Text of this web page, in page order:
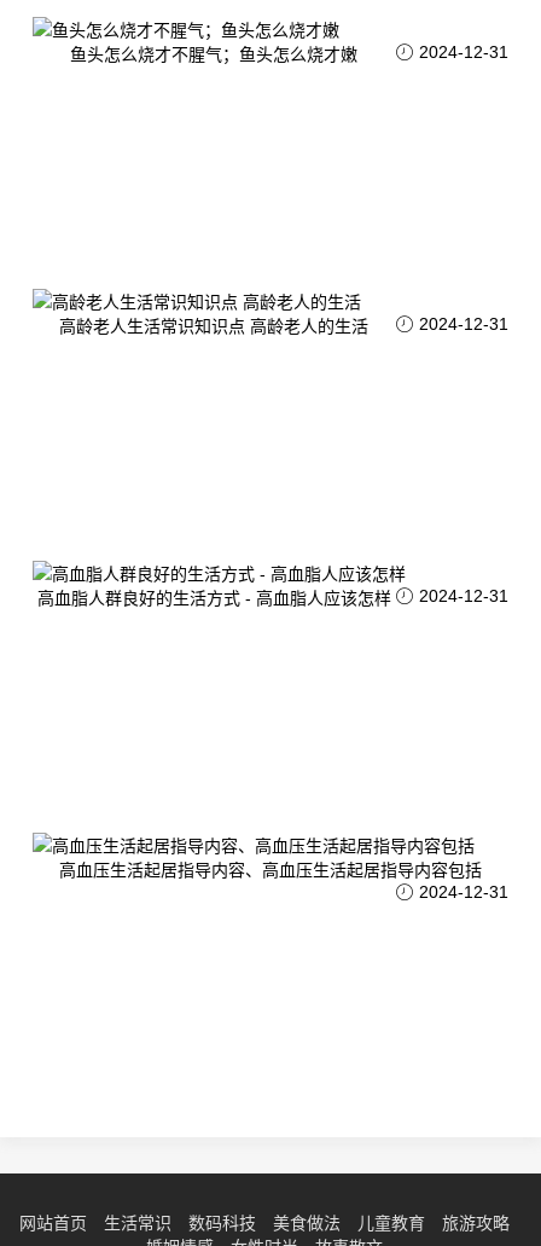
鱼头怎么烧才不腥气；鱼头怎么烧才嫩 2024-12-31
高龄老人生活常识知识点 高龄老人的生活 2024-12-31
高血脂人群良好的生活方式 - 高血脂人应该怎样 2024-12-31
高血压生活起居指导内容、高血压生活起居指导内容包括
2024-12-31
网站首页 生活常识 数码科技 美食做法 儿童教育
旅游攻略